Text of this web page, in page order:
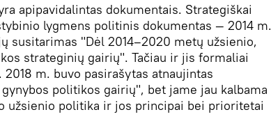
apipavidalintas dokumentais. Strategiškai
lygmens politinis dokumentas — 2014 m.
susitarimas "Dėl 2014–2020 metų užsienio,
strateginių gairių". Tačiau ir jis formaliai
m. buvo pasirašytas atnaujintas
politikos gairių", bet jame jau kalbama
užsienio politika ir jos principai bei prioritetai